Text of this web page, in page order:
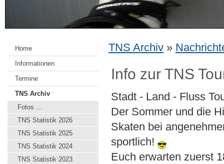
Home
Informationen
Termine
TNS Archiv
Fotos ...
TNS Statistik 2026
TNS Statistik 2025
TNS Statistik 2024
TNS Statistik 2023
TNS Archiv »
Info zur TNS
Stadt - Land - Fluss
Der Sommer und die
Skaten bei
sportlich!
Euch erwarten zuerst